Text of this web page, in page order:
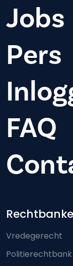
Jobs
Pers
FAQ
Vredegerecht
Politierechtbank